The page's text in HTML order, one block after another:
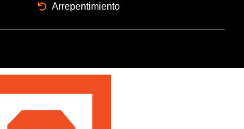
Arrepentimiento